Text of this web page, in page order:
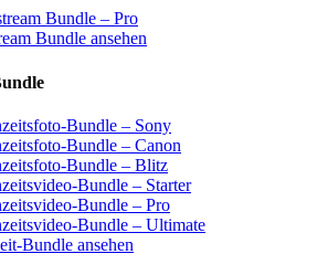
Bundle – Pro
Bundle ansehen
Bundle – Sony
Bundle – Canon
Bundle – Blitz
Bundle – Starter
Bundle – Pro
Bundle – Ultimate
Bundle ansehen